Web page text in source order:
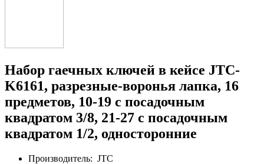
Набор гаечных ключей в кейсе JTC-
K6161, разрезные-воронья лапка, 16
предметов, 10-19 с посадочным
квадратом 3/8, 21-27 с посадочным
квадратом 1/2, односторонние
Производитель: JTC